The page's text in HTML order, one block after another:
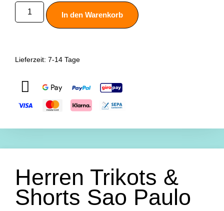
In den Warenkorb
Lieferzeit: 7-14 Tage
Herren Trikots &
Shorts Sao Paulo